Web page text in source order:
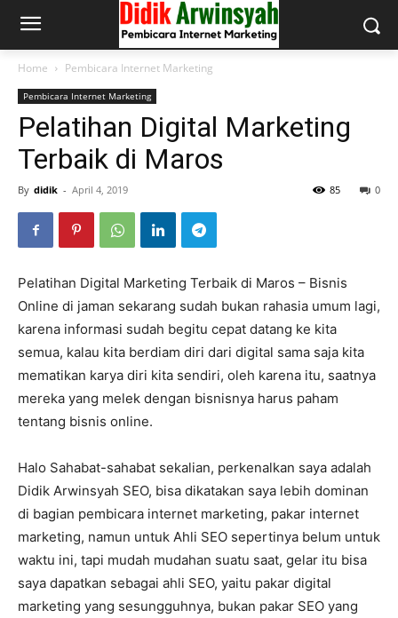
Home Pembicara Internet Marketing
Pembicara Internet Marketing
Pelatihan Digital Marketing
Terbaik di Maros
By didik - April 4, 2019 0
85
Pelatihan Digital Marketing Terbaik di Maros – Bisnis
Online di jaman sekarang sudah bukan rahasia umum lagi,
karena informasi sudah begitu cepat datang ke kita
semua, kalau kita berdiam diri dari digital sama saja kita
mematikan karya diri kita sendiri, oleh karena itu, saatnya
mereka yang melek dengan bisnisnya harus paham
tentang bisnis online.
Halo Sahabat-sahabat sekalian, perkenalkan saya adalah
Didik Arwinsyah SEO, bisa dikatakan saya lebih dominan
di bagian pembicara internet marketing, pakar internet
marketing, namun untuk Ahli SEO sepertinya belum untuk
waktu ini, tapi mudah mudahan suatu saat, gelar itu bisa
saya dapatkan sebagai ahli SEO, yaitu pakar digital
marketing yang sesungguhnya, bukan pakar SEO yang